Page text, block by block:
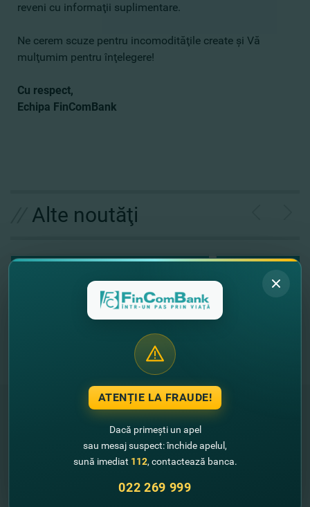
reveni cu informaţii suplimentare.
Ne cerem scuze pentru incomodităţile create şi Vă
mulţumim pentru înţelegere!
Cu respect,
Echipa FinComBank
Alte noutăţi
"FinComBank" S.A. este membră a
Schemei de Garantare a Depozitelor
din Republica Moldova
ATENȚIE LA FRAUDE!
Dacă primești un apel
sau mesaj suspect: închide apelul,
sună imediat 112, contactează banca.
022 269 999